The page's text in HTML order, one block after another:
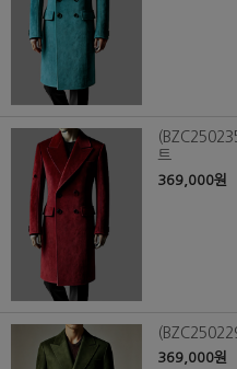
트
369,000원
369,000원